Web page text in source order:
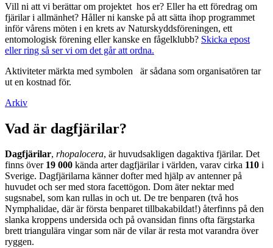
Vill ni att vi berättar om projektet hos er? Eller ha ett föredrag om
fjärilar i allmänhet? Håller ni kanske på att sätta ihop programmet
inför vårens möten i en krets av Naturskyddsföreningen, ett
entomologisk förening eller kanske en fågelklubb? Skicka epost
eller ring så ser vi om det går att ordna.
Aktiviteter märkta med symbolen
är sådana som organisatören tar
ut en kostnad för.
Arkiv
Vad är dagfjärilar?
Dagfjärilar, rhopalocera, är huvudsakligen dagaktiva fjärilar. Det
finns över 19 000 kända arter dagfjärilar i världen, varav cirka 110 i
Sverige. Dagfjärilarna känner dofter med hjälp av antenner på
huvudet och ser med stora facettögon. Dom äter nektar med
sugsnabel, som kan rullas in och ut. De tre benparen (två hos
Nymphalidae, där är första benparet tillbakabildat!) återfinns på den
slanka kroppens undersida och på ovansidan finns ofta färgstarka
brett triangulära vingar som när de vilar är resta mot varandra över
ryggen.